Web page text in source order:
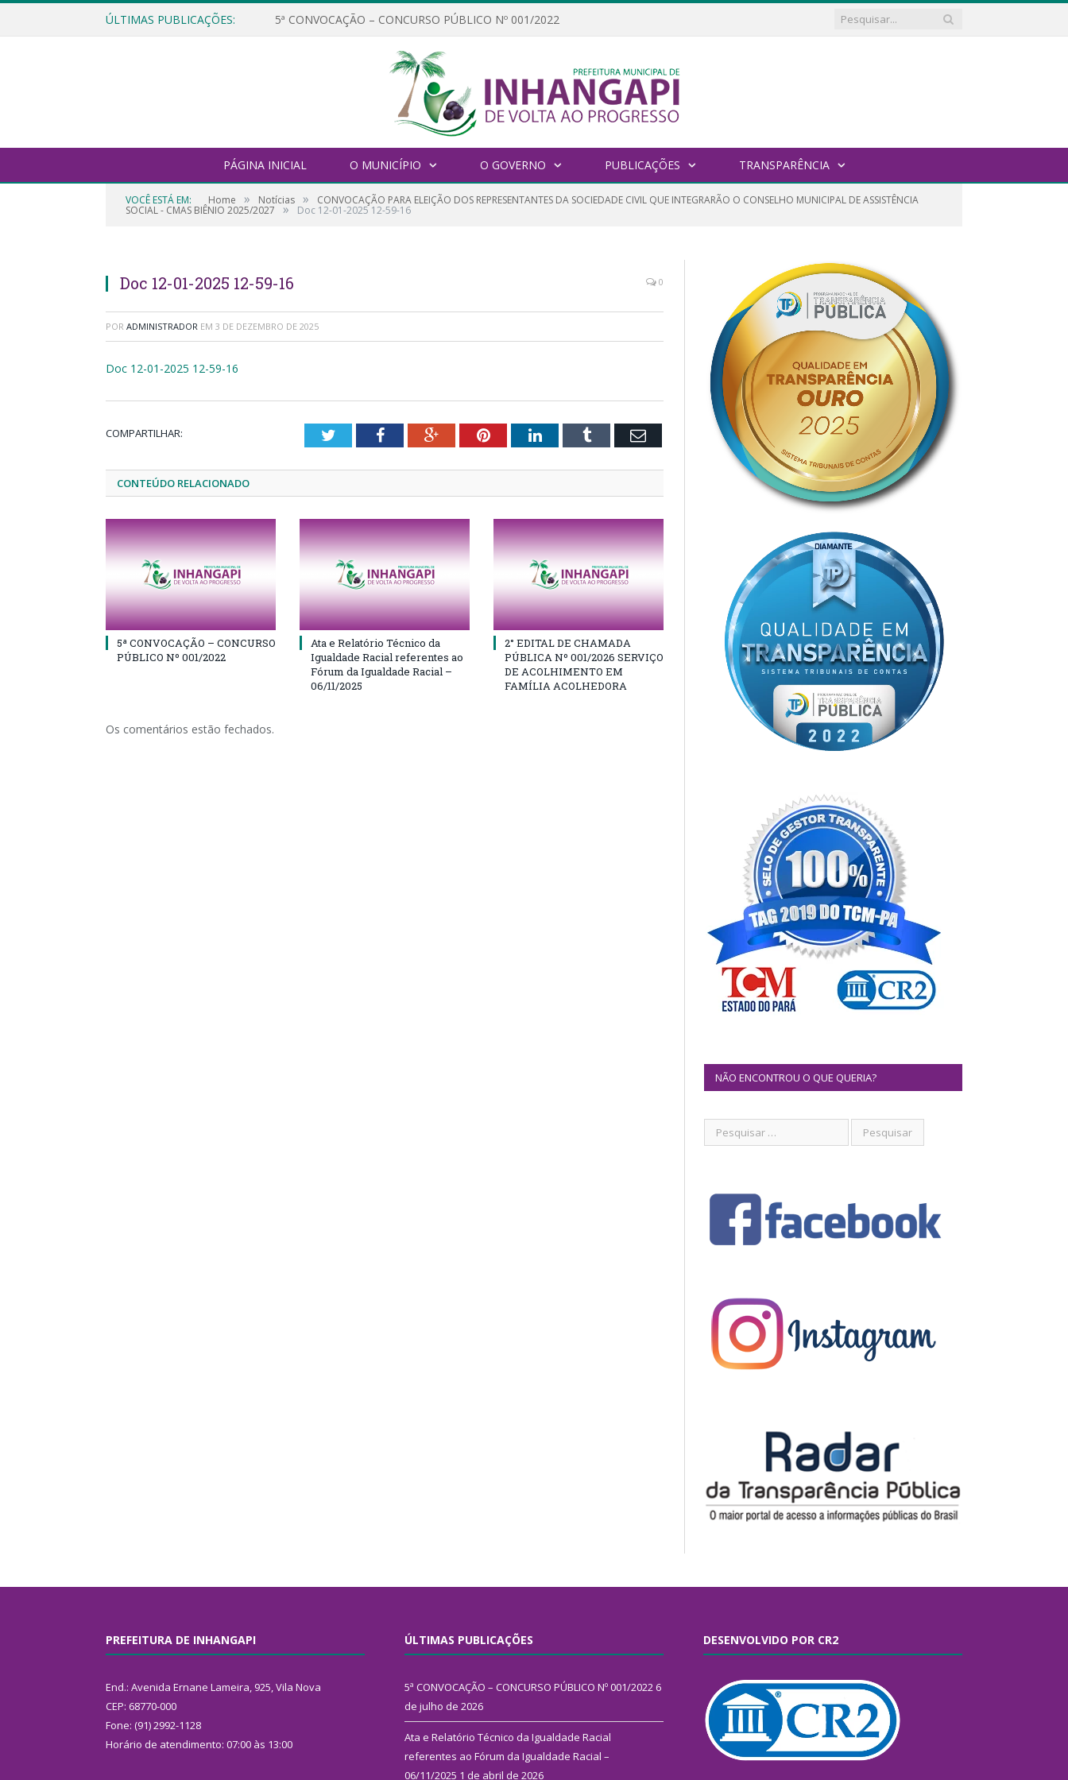
ÚLTIMAS PUBLICAÇÕES: 5ª CONVOCAÇÃO – CONCURSO PÚBLICO Nº 001/2022
PÁGINA INICIAL O MUNICÍPIO O GOVERNO PUBLICAÇÕES TRANSPARÊNCIA
VOCÊ ESTÁ EM: Home » Notícias » CONVOCAÇÃO PARA ELEIÇÃO DOS REPRESENTANTES DA SOCIEDADE CIVIL QUE INTEGRARÃO O CONSELHO MUNICIPAL DE ASSISTÊNCIA
SOCIAL - CMAS BIÊNIO 2025/2027 » Doc 12-01-2025 12-59-16
Doc 12-01-2025 12-59-16 0
POR ADMINISTRADOR EM 3 DE DEZEMBRO DE 2025
Doc 12-01-2025 12-59-16
COMPARTILHAR: TwitterFacebookGoogle+PinterestLinkedInTumblr Email
CONTEÚDO RELACIONADO
5ª CONVOCAÇÃO – CONCURSO
PÚBLICO Nº 001/2022
Ata e Relatório Técnico da
Igualdade Racial referentes ao
Fórum da Igualdade Racial –
06/11/2025
2° EDITAL DE CHAMADA
PÚBLICA Nº 001/2026 SERVIÇO
DE ACOLHIMENTO EM
FAMÍLIA ACOLHEDORA
Os comentários estão fechados.
NÃO ENCONTROU O QUE QUERIA?
PREFEITURA DE INHANGAPI
End.: Avenida Ernane Lameira, 925, Vila Nova
CEP: 68770-000
Fone: (91) 2992-1128
Horário de atendimento: 07:00 às 13:00
ÚLTIMAS PUBLICAÇÕES
5ª CONVOCAÇÃO – CONCURSO PÚBLICO Nº 001/2022 6
de julho de 2026
Ata e Relatório Técnico da Igualdade Racial
referentes ao Fórum da Igualdade Racial –
06/11/2025 1 de abril de 2026
DESENVOLVIDO POR CR2